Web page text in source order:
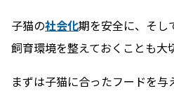
子猫の社会化期を安全に、そし
飼育環境を整えておくことも大
まずは子猫に合ったフードを